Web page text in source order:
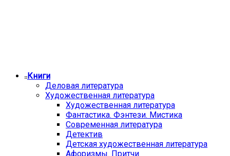
Книги
Деловая литература
Художественная литература
Художественная литература
Фантастика. Фэнтези. Мистика
Современная литература
Детектив
Детская художественная литература
Афоризмы. Притчи